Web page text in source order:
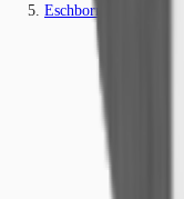
Eschborn